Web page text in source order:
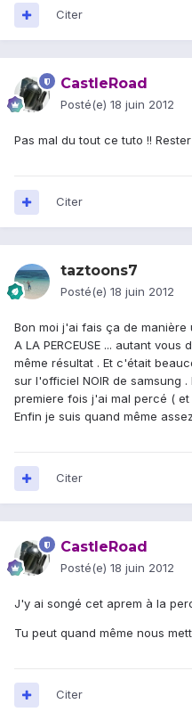
Citer
CastleRoad
Posté(e) 18 juin 2012
Pas mal du tout ce tuto !!
Citer
taztoons7
Posté(e) 18 juin 2012
Bon moi j'ai fais ça de manière
A LA PERCEUSE ... autant
même résultat . Et c'était
sur l'officiel NOIR de samsung
premiere fois j'ai mal percé (
Enfin je suis quand même
Citer
CastleRoad
Posté(e) 18 juin 2012
J'y ai songé cet aprem à la
Tu peut quand même nous
Citer